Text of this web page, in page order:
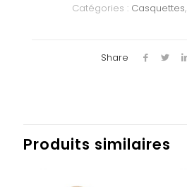
Catégories : Casquettes,
Share
Produits similaires